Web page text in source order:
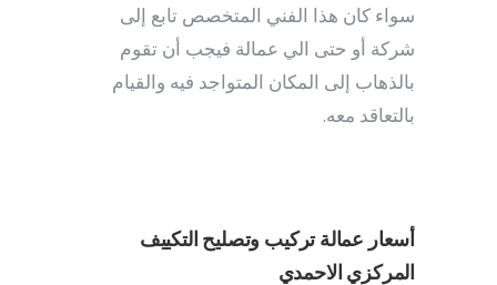
سواء كان هذا الفني المتخصص تابع إلى
شركة أو حتى الي عمالة فيجب أن تقوم
بالذهاب إلى المكان المتواجد فيه والقيام
بالتعاقد معه.
أسعار عمالة تركيب وتصليح التكييف
المركزي الاحمدي